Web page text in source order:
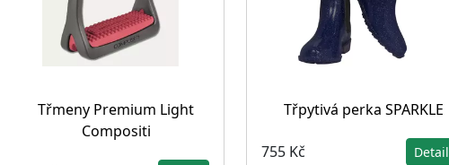
Třmeny Premium Light
Compositi
Třpytivá perka SPARKLE
755 Kč Detail